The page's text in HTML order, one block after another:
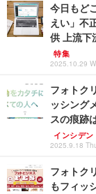
今日もど
えい」不
供 上流下
特集
2025.10.29
フォトク
ッシング
スの痕跡
インシデン
2025.9.18
フォトク
もフィッ